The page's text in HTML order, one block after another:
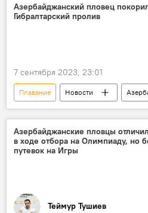
Азербайджан
Медали
Сулейман Исмаилзаде
Азербайджанский пловец
Гибралтарский пролив
7 сентября 2023, 23:01
Плавание Новости
Министерство молодежи и спорта АР
Гибралтар
Азербайджанские пловцы
в ходе отбора на Олимпиаду, но
путевок на Игры
Теймур Тушиев